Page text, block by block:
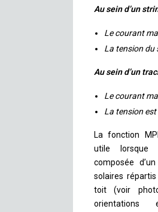
Au sein d’un
Le courant
La tension du
Au sein d’un
Le courant
La tension est
La fonction
utile lorsque
composée
solaires
toit (voir
orientations